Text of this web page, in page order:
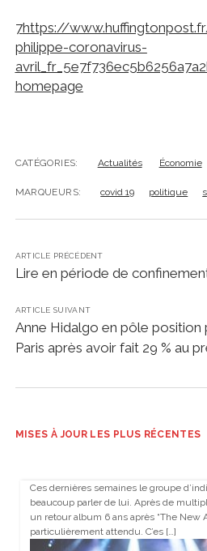
7https://
philippe-coronavirus-
homepage
CATÉGORIES: Actualités Économie
MARQUEURS: covid 19 politique
ARTICLE PRÉCÉDENT
Lire en période de
ARTICLE SUIVANT
Anne Hidalgo en pôle position
Paris après avoir fait 29 % au
MISES À JOUR LES PLUS RÉCENTES
Ces dernières semaines le groupe
beaucoup parler de lui. Après de
un retour album 6 ans après “The New
particulièrement attendu. C’es […]